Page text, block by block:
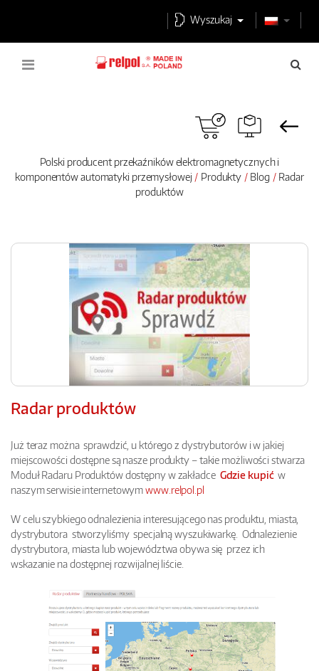
Wyszukaj
Polski producent przekaźników elektromagnetycznych i
komponentów automatyki przemysłowej
Produkty Blog
Radar
produktów
Radar produktów
Już teraz można sprawdzić, u którego z dystrybutorów i w jakiej
miejscowości dostępne są nasze produkty – takie możliwości stwarza
Moduł Radaru Produktów dostępny w zakładce Gdzie kupić w
naszym serwisie internetowymwww.relpol.pl
W celu szybkiego odnalezienia interesującego nas produktu, miasta,
dystrybutora stworzyliśmy specjalną wyszukiwarkę. Odnalezienie
dystrybutora, miasta lub województwa obywa się przez ich
wskazanie na dostępnej rozwijalnej liście.